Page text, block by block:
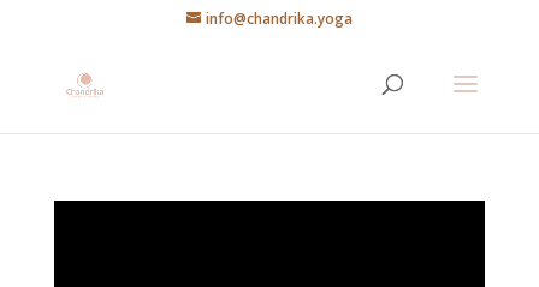
info@chandrika.yoga